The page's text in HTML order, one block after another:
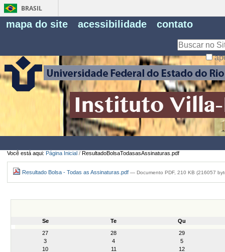
BRASIL
mapa do site acessibilidade contato
Você está aqui: Página Inicial / ResultadoBolsaTodasasAssinaturas.pdf
Resultado Bolsa - Todas as Assinaturas.pdf — Documento PDF, 210 KB (216057
Se Te
Qu
27
28
29
3
4
5
10
11
12